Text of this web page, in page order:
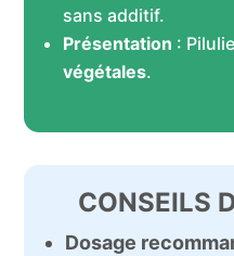
sans additif.
Présentation :
végétales.
CONSEILS
Dosage